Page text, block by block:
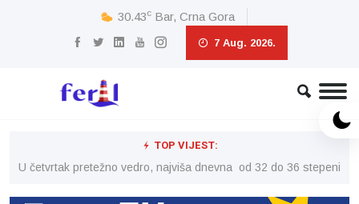
30.43c Bar, Crna Gora
7 Aug. 2026.
TOP VIJEST:
U četvrtak pretežno vedro, najviša dnevna od 32 do 36 stepeni